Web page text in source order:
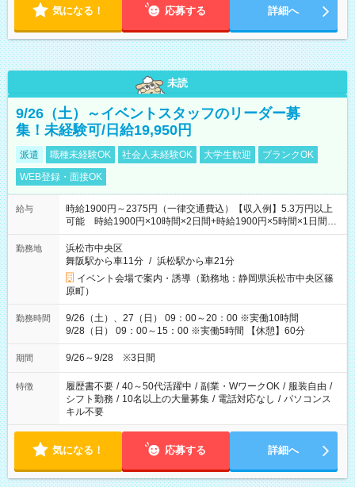
気になる！ 応募する 詳細へ
未読
9/26（土）～イベントスタッフのリーダー募
集！未経験可/日給19,950円
派遣 職種未経験OK 社会人未経験OK 大学生歓迎
ブランクOK
WEB登録・面接OK
給与
時給1900円～2375円（一律交通費込）【収入例】5.3万円以上
可能 時給1900円×10時間×2日間+時給1900円×5時間×1日間
（実働8時間を越えた時給：2375円）
勤務地
浜松市中央区
舞阪駅から車11分 / 浜松駅から車21分
イベント会場で案内・誘導（勤務地：静岡県浜松市中央区篠
原町）
勤務時間
9/26（土）、27（日） 09：00～20：00 ※実働10時間
9/28（日） 09：00～15：00 ※実働5時間 【休憩】60分
期間 9/26～9/28 ※3日間
特徴 履歴書不要 / 40～50代活躍中 / 副業・WワークOK / 服装自由 /
シフト勤務 / 10名以上の大量募集 / 電話対応なし / パソコンス
キル不要
気になる！ 応募する 詳細へ